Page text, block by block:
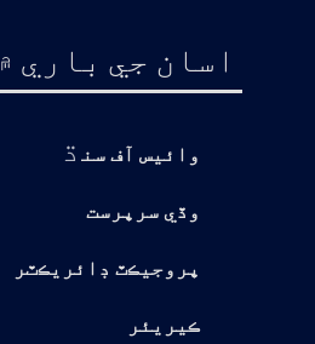
اسان جي باري ۾
وائيس آف سن ڌ
وڏي سرپرست
پروجيڪٽ ڊائريڪٽر
ڪيريئر